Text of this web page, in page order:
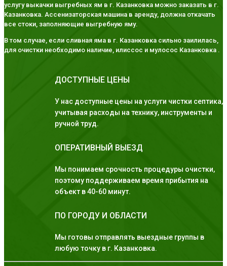
услугу выкачки выгребных ям в г. Казанковка можно заказать в г.
Казанковка. Ассенизаторская машина в аренду, должна откачать
все стоки, заполняющие выгребную яму.
В том случае, если сливная яма в г. Казанковка сильно заилилась,
для очистки необходимо наличие, илиссос и мулосос Казанковка .
ДОСТУПНЫЕ ЦЕНЫ
У нас доступные цены на услуги чистки септика,
учитывая расходы на технику, инструменты и
ручной труд.
ОПЕРАТИВНЫЙ ВЫЕЗД
Мы понимаем срочность процедуры очистки,
поэтому поддерживаем время прибытия на
объект в 40-60 минут.
ПО ГОРОДУ И ОБЛАСТИ
Мы готовы отправлять выездные группы в
любую точку в г. Казанковка.